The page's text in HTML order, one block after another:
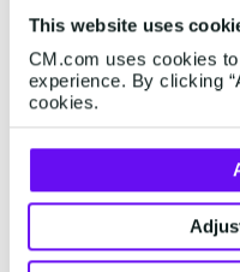
This website uses
CM.com uses cookies
experience. By clicking
cookies.